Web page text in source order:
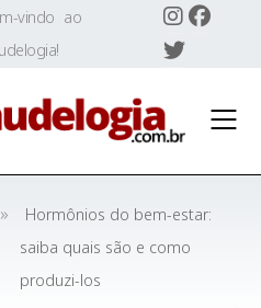
vindo ao
»
Hormônios do bem-estar:
saiba quais são e como
produzi-los